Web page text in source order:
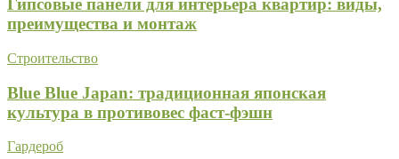
Гипсовые панели для интерьера квартир: виды,
преимущества и монтаж
Строительство
Blue Blue Japan: традиционная японская
культура в противовес фаст-фэшн
Гардероб